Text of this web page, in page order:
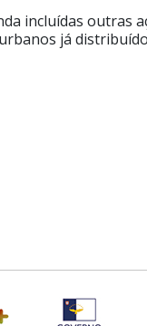
incluídas outras
já